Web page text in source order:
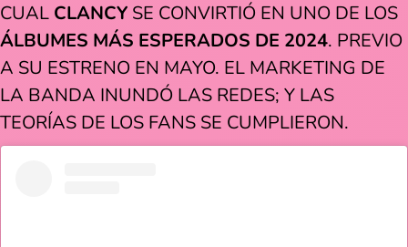
CUAL CLANCY SE CONVIRTIÓ EN UNO DE LOS
ÁLBUMES MÁS ESPERADOS DE 2024. PREVIO
A SU ESTRENO EN MAYO. EL MARKETING DE
LA BANDA INUNDÓ LAS REDES; Y LAS
TEORÍAS DE LOS FANS SE CUMPLIERON.